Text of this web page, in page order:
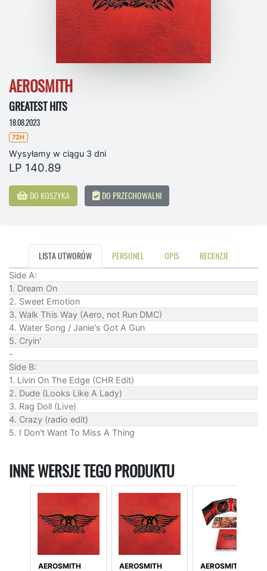
AEROSMITH
GREATEST HITS
18.08.2023
72H
Wysyłamy w ciągu 3 dni
LP 140.89
DO KOSZYKA DO PRZECHOWALNI
LISTA UTWORÓW PERSONEL OPIS RECENZJE
Side A:
1. Dream On
2. Sweet Emotion
3. Walk This Way (Aero, not Run DMC)
4. Water Song / Janie's Got A Gun
5. Cryin'
-
Side B:
1. Livin On The Edge (CHR Edit)
2. Dude (Looks Like A Lady)
3. Rag Doll (Live)
4. Crazy (radio edit)
5. I Don't Want To Miss A Thing
INNE WERSJE TEGO PRODUKTU
AEROSMITH
AEROSMITH
AEROSMITH